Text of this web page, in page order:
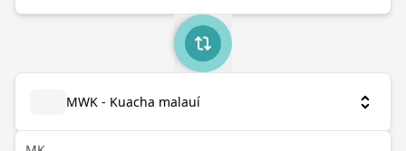
MWK - Kuacha malauí